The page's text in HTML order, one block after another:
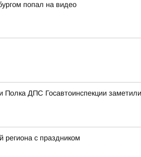
попал на видео
ДПС Госавтоинспекции
с праздником